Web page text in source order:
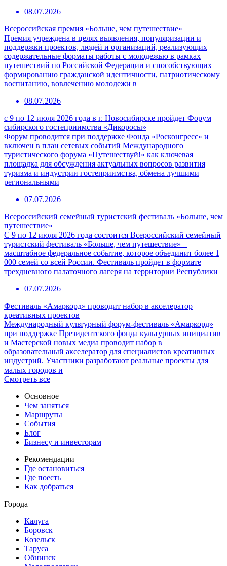
08.07.2026
Всероссийская премия «Больше, чем путешествие»
Премия учреждена в целях выявления, популяризации и
поддержки проектов, людей и организаций, реализующих
содержательные форматы работы с молодежью в рамках
путешествий по Российской Федерации и способствующих
формированию гражданской идентичности, патриотическому
воспитанию, вовлечению молодежи в
08.07.2026
с 9 по 12 июля 2026 года в г. Новосибирске пройдет Форум
сибирского гостеприимства «Дикоросы»
Форум проводится при поддержке Фонда «Росконгресс» и
включен в план сетевых событий Международного
туристического форума «Путешествуй!» как ключевая
площадка для обсуждения актуальных вопросов развития
туризма и индустрии гостеприимства, обмена лучшими
региональными
07.07.2026
Всероссийский семейный туристский фестиваль «Больше, чем
путешествие»
С 9 по 12 июля 2026 года состоится Всероссийский семейный
туристский фестиваль «Больше, чем путешествие» –
масштабное федеральное событие, которое объединит более 1
000 семей со всей России. Фестиваль пройдет в формате
трехдневного палаточного лагеря на территории Республики
07.07.2026
Фестиваль «Амаркорд» проводит набор в акселератор
креативных проектов
Международный культурный форум-фестиваль «Амаркорд»
при поддержке Президентского фонда культурных инициатив
и Мастерской новых медиа проводит набор в
образовательный акселератор для специалистов креативных
индустрий. Участники разработают реальные проекты для
малых городов и
Смотреть все
Основное
Чем заняться
Маршруты
События
Блог
Бизнесу и инвесторам
Рекомендации
Где остановиться
Где поесть
Как добраться
Города
Калуга
Боровск
Козельск
Таруса
Обнинск